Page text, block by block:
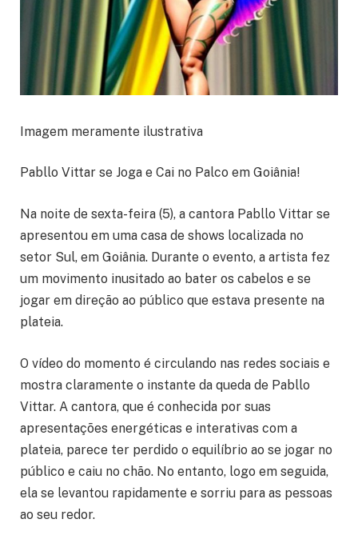
Imagem meramente ilustrativa
Pabllo Vittar se Joga e Cai no Palco em Goiânia!
Na noite de sexta-feira (5), a cantora Pabllo Vittar se
apresentou em uma casa de shows localizada no
setor Sul, em Goiânia. Durante o evento, a artista fez
um movimento inusitado ao bater os cabelos e se
jogar em direção ao público que estava presente na
plateia.
O vídeo do momento é circulando nas redes sociais e
mostra claramente o instante da queda de Pabllo
Vittar. A cantora, que é conhecida por suas
apresentações energéticas e interativas com a
plateia, parece ter perdido o equilíbrio ao se jogar no
público e caiu no chão. No entanto, logo em seguida,
ela se levantou rapidamente e sorriu para as pessoas
ao seu redor.